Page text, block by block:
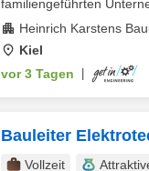
familiengeführten
Heinrich Karstens
Kiel
vor 3 Tagen
Bauleiter
Vollzeit